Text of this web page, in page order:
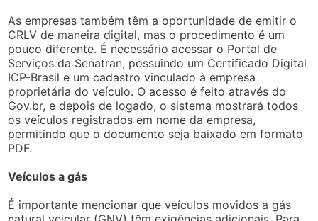
As empresas também têm a oportunidade de emitir o
CRLV de maneira digital, mas o procedimento é um
pouco diferente. É necessário acessar o Portal de
Serviços da Senatran, possuindo um Certificado Digital
ICP-Brasil e um cadastro vinculado à empresa
proprietária do veículo. O acesso é feito através do
Gov.br, e depois de logado, o sistema mostrará todos
os veículos registrados em nome da empresa,
permitindo que o documento seja baixado em formato
PDF.
Veículos a gás
É importante mencionar que veículos movidos a gás